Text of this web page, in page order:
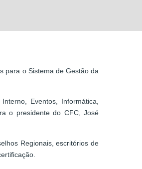
para o Sistema de Gestão da
Eventos, Informática,
o presidente do CFC, José
Regionais, escritórios de